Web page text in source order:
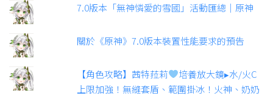
7.0版本「無神憐愛的雪國」活動匯總｜原神
關於《原神》7.0版本裝置性能要求的預告
【角色攻略】茜特菈莉
培養放大鏡▸水/火C
上限加強！無縫套盾、範圍掛冰！火神、奶奶